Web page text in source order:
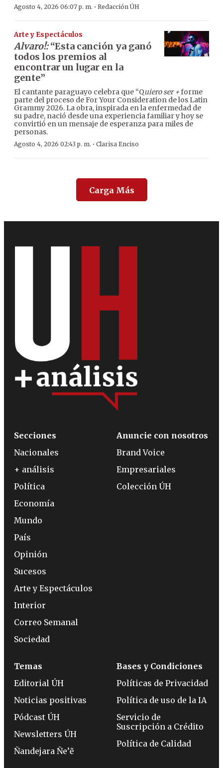
Agosto 4, 2026 06:07 p. m. · Redacción ÚH
Arte y Espectáculos
Alvaro!:“Esta canción ya ganó
todos los premios al
encontrar un lugar en la
gente”
El cantante paraguayo celebra que “Quiero ser +forme
parte del proceso de For Your Consideration de los Latin
Grammy 2026. La obra, inspirada en la enfermedad de
su padre, nació desde una experiencia familiar y hoy se
convirtió en un mensaje de esperanza para miles de
personas.
Agosto 4, 2026 02:43 p. m. · Clarisa Enciso
Carga Más
Secciones
Nacionales
+ análisis
Política
Economía
Mundo
País
Opinión
Sucesos
Arte y Espectáculos
Interior
Correo Semanal
Sociedad
Anuncie con nosotros
Brand Voice
Empresariales
Colección ÚH
Temas
Editorial ÚH
Noticias positivas
Pódcast ÚH
Newsletters ÚH
Ñandejara Ñe’ẽ
Bases y Condiciones
Políticas de Privacidad
Política de uso de la IA
Servicio de
Suscripción a Crédito
Política de Calidad